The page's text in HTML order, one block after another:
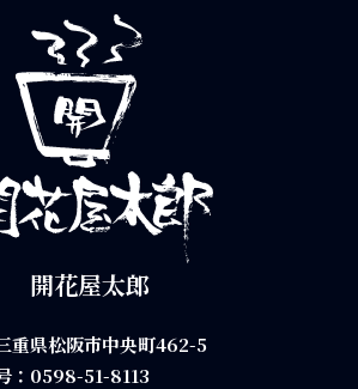
開花屋太郎
重県松阪市中央町462-5
： 0598-51-8113